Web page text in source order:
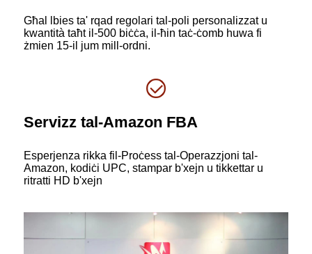
Għal lbies ta' rqad regolari tal-poli personalizzat u
kwantità taħt il-500 biċċa, il-ħin taċ-ċomb huwa fi
żmien 15-il jum mill-ordni.
Servizz tal-Amazon FBA
Esperjenza rikka fil-Proċess tal-Operazzjoni tal-
Amazon, kodiċi UPC, stampar b'xejn u tikkettar u
ritratti HD b'xejn